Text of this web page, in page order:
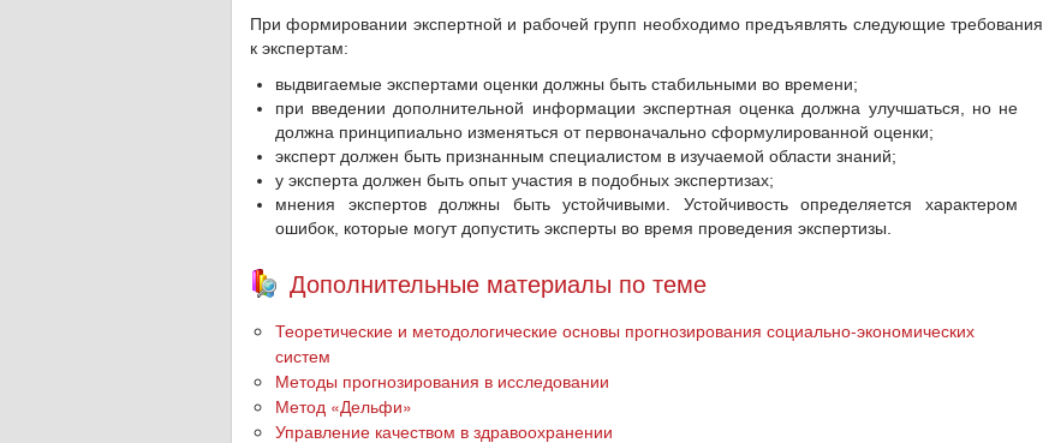
При формировании экспертной и рабочей групп необходимо предъявлять следующие требования
к экспертам:
выдвигаемые экспертами оценки должны быть стабильными во времени;
при введении дополнительной информации экспертная оценка должна улучшаться, но не
должна принципиально изменяться от первоначально сформулированной оценки;
эксперт должен быть признанным специалистом в изучаемой области знаний;
у эксперта должен быть опыт участия в подобных экспертизах;
мнения экспертов должны быть устойчивыми. Устойчивость определяется характером
ошибок, которые могут допустить эксперты во время проведения экспертизы.
Дополнительные материалы по теме
Теоретические и методологические основы прогнозирования социально-экономических
систем
Методы прогнозирования в исследовании
Метод «Дельфи»
Управление качеством в здравоохранении